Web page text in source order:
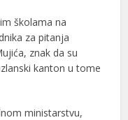
školama na
za pitanja
znak da su
kanton u tome
ministarstvu,